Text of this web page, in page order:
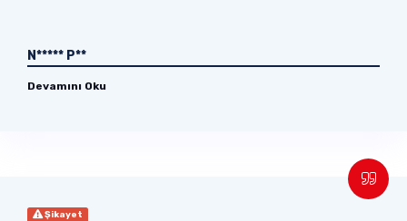
N***** P**
Devamını Oku
Şikayet